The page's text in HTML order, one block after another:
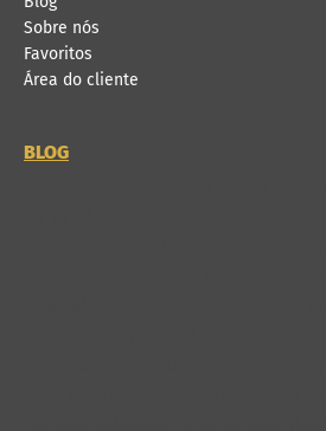
Sobre nós
Favoritos
Área do cliente
BLOG